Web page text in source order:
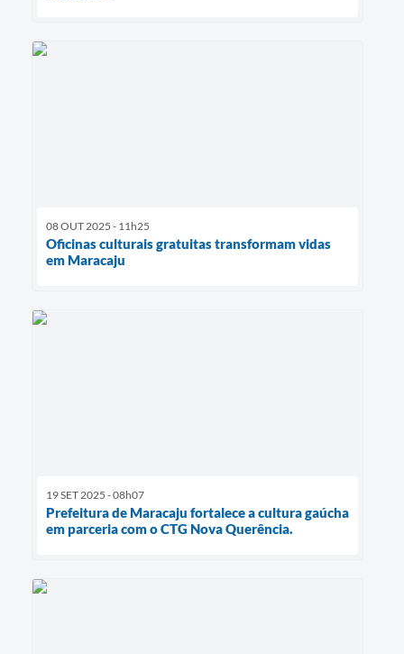
08 OUT 2025 - 11h25
Oficinas culturais gratuitas transformam vidas
em Maracaju
19 SET 2025 - 08h07
Prefeitura de Maracaju fortalece a cultura gaúcha
em parceria com o CTG Nova Querência.